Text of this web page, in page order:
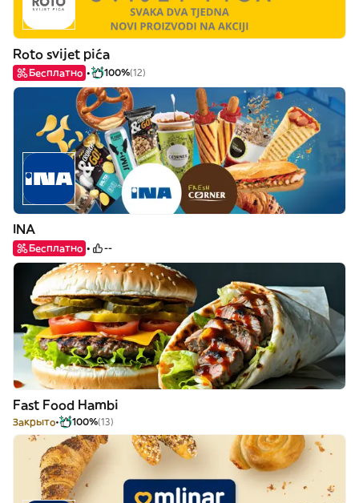
Roto svijet pića
Бесплатно 100%(12)
INA
Бесплатно --
Fast Food Hambi
Закрыто 100%(13)